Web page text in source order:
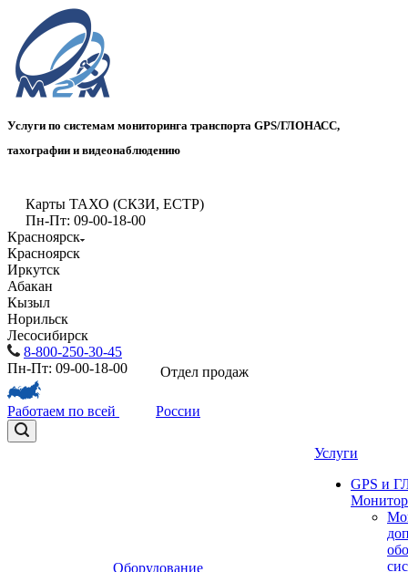
Услуги по системам мониторинга транспорта GPS/ГЛОНАСС,
тахографии и видеонаблюдению
Карты ТАХО (СКЗИ, ЕСТР)
Пн-Пт: 09-00-18-00
Красноярск
Красноярск
Иркутск
Абакан
Кызыл
Норильск
Лесосибирск
8-800-250-30-45
Пн-Пт: 09-00-18-00
Отдел продаж
Работаем по всей России
Оборудование
Услуги
GPS и